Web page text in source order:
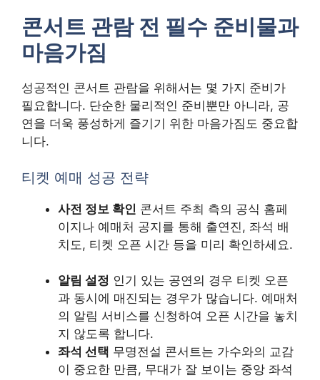
콘서트 관람 전 필수 준비물과
마음가짐
성공적인 콘서트 관람을 위해서는 몇 가지 준비가
필요합니다. 단순한 물리적인 준비뿐만 아니라, 공
연을 더욱 풍성하게 즐기기 위한 마음가짐도 중요합
니다.
티켓 예매 성공 전략
사전 정보 확인 콘서트 주최 측의 공식 홈페
이지나 예매처 공지를 통해 출연진, 좌석 배
치도, 티켓 오픈 시간 등을 미리 확인하세요.
알림 설정 인기 있는 공연의 경우 티켓 오픈
과 동시에 매진되는 경우가 많습니다. 예매처
의 알림 서비스를 신청하여 오픈 시간을 놓치
지 않도록 합니다.
좌석 선택 무명전설 콘서트는 가수와의 교감
이 중요한 만큼, 무대가 잘 보이는 중앙 좌석